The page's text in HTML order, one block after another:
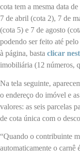
cota tem a mesma data
7 de abril (cota 2), 7 de
(cota 5) e 7 de agosto
podendo ser feito até
à página, basta clicar
imobiliária (12 números,
Na tela seguinte,
o endereço do imóvel e
valores: as seis parcelas
de cota única com o
“Quando o contribuinte
automaticamente o carnê